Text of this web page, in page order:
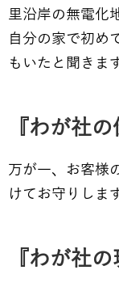
里沿岸の無電化
自分の家で初め
もいたと聞きま
『わが社の
万が一、お客様
けてお守りします
『わが社の